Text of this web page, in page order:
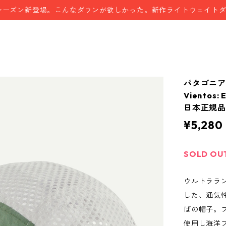
ーズン新登場。こんなダウンが欲しかった。新作ライトウェイト
パタゴニ
Vientos:
日本正規
¥5,280
SOLD
ウルトララ
した、通気
ばの帽子。
使用し海洋